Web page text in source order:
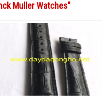
Muller Watches"